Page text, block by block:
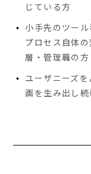
じている方
小手先のツー
プロセス自体
層・管理職の方
ユーザニーズ
画を生み出し